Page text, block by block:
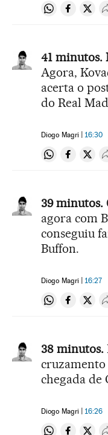
Compartir
41 minutos.
Agora,
acerta o
do Real
Diogo Magri 16:30
Compartir
39 minutos.
agora com
conseguiu
Buffon.
Diogo Magri 16:27
Compartir
38 minutos.
cruzamento
chegada de
Diogo Magri 16:26